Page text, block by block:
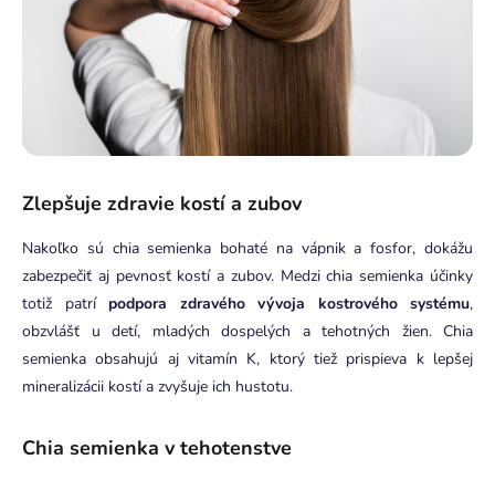
Zlepšuje zdravie kostí a zubov
Nakoľko sú chia semienka bohaté na vápnik a fosfor, dokážu
zabezpečiť aj pevnosť kostí a zubov. Medzi chia semienka účinky
totiž patrí podpora zdravého vývoja kostrového systému,
obzvlášť u detí, mladých dospelých a tehotných žien. Chia
semienka obsahujú aj vitamín K, ktorý tiež prispieva k lepšej
mineralizácii kostí a zvyšuje ich hustotu.
Chia semienka v tehotenstve